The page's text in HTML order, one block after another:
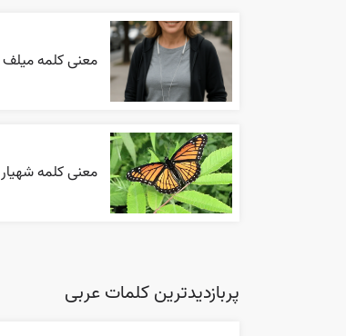
معنی کلمه میلف
معنی کلمه شهیار
پربازدیدترین کلمات عربی